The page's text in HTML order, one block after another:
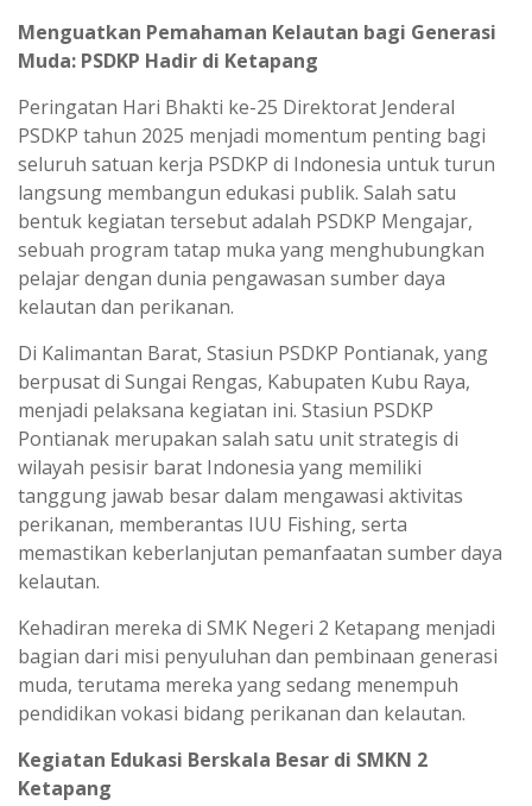
Menguatkan Pemahaman Kelautan bagi Generasi
Muda: PSDKP Hadir di Ketapang
Peringatan Hari Bhakti ke-25 Direktorat Jenderal
PSDKP tahun 2025 menjadi momentum penting bagi
seluruh satuan kerja PSDKP di Indonesia untuk turun
langsung membangun edukasi publik. Salah satu
bentuk kegiatan tersebut adalah PSDKP Mengajar,
sebuah program tatap muka yang menghubungkan
pelajar dengan dunia pengawasan sumber daya
kelautan dan perikanan.
Di Kalimantan Barat, Stasiun PSDKP Pontianak, yang
berpusat di Sungai Rengas, Kabupaten Kubu Raya,
menjadi pelaksana kegiatan ini. Stasiun PSDKP
Pontianak merupakan salah satu unit strategis di
wilayah pesisir barat Indonesia yang memiliki
tanggung jawab besar dalam mengawasi aktivitas
perikanan, memberantas IUU Fishing, serta
memastikan keberlanjutan pemanfaatan sumber daya
kelautan.
Kehadiran mereka di SMK Negeri 2 Ketapang menjadi
bagian dari misi penyuluhan dan pembinaan generasi
muda, terutama mereka yang sedang menempuh
pendidikan vokasi bidang perikanan dan kelautan.
Kegiatan Edukasi Berskala Besar di SMKN 2
Ketapang